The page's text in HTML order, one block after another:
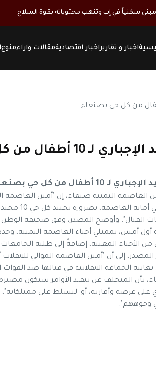
سكنياً في إب وتنهب محتوياته بقوة السلاح
اخبار و تقاريراخبار اقتصاديةمقالات واراءمنوع
جماعة الحوثي تفرض التجنيد الإجباري لـ
من كل حي بصنعاء
العاصمة اليمنية صنعاء، إن "أمين العاصمة
الحوثيين، وجه أعيان ووجهاء
القتال". وأوضح المصدر، وفق صحيفة الوطن
الأحياء المعنية، إضافةً إلى طلبة
إلى أن "أمين العاصمة الموالي للانقلاب
تعانيه الجماعة الانقلابية في قتالها ضد
بأن المتخلف عن تنفيذ الأوامر سيكون
على عرضه وأقاربه، أو التسلط على ممتلكاته"،
وجوههم".